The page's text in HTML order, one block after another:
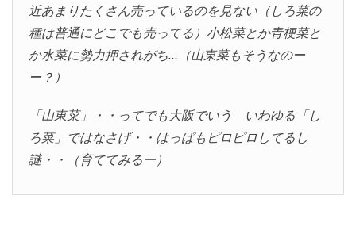
近あまりたくさん売っているのを見ない（しろ菜の
種は普通にどこでも売ってる）小松菜とか青梗菜と
か水菜に勢力押されがち…（山東菜もそうなのー
ー？）
「山東菜」・・ってでも大阪でいう いわゆる「し
ろ菜」ではなさげ・・はっぱもピロピロしてるし
謎・・（育ててみるー）